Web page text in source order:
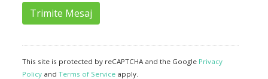
Trimite Mesaj
This site is protected by reCAPTCHA and the Google Privacy
Policyand Terms of Serviceapply.